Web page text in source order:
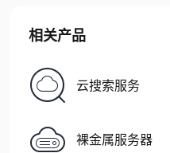
相关产品
云搜索服务
裸金属服务器